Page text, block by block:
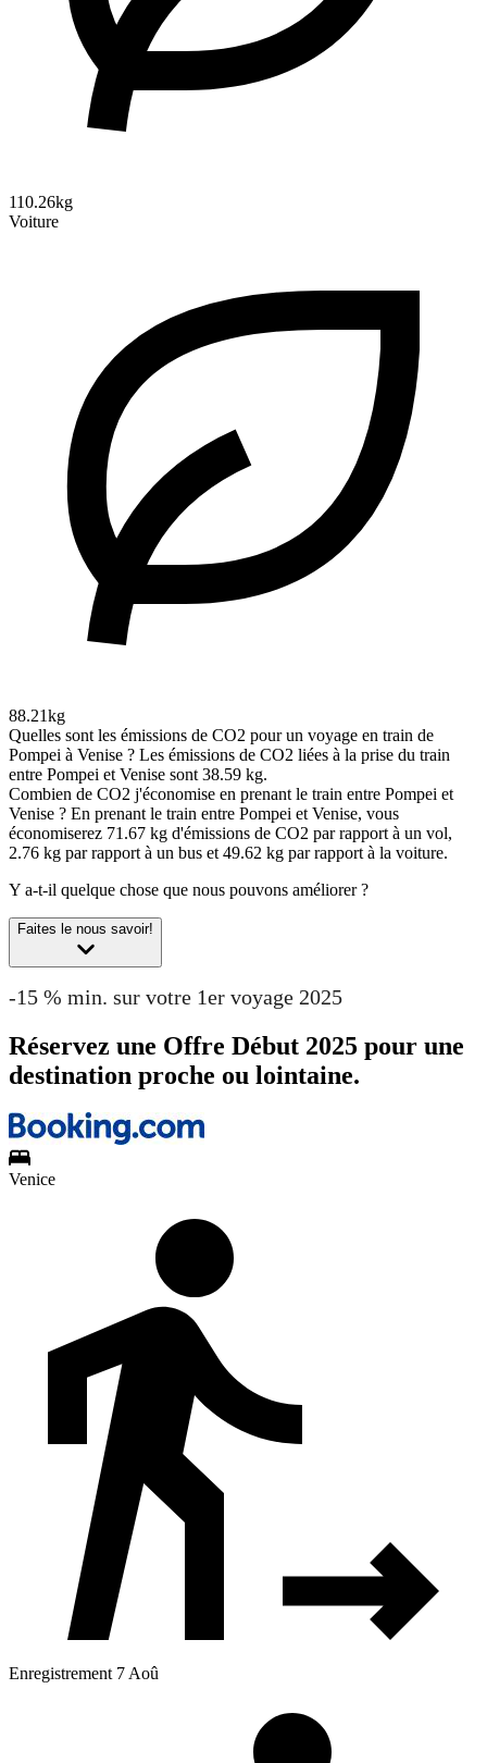
110.26kg
Voiture
88.21kg
Quelles sont les émissions de CO2 pour un voyage en train de
Pompei à Venise ? Les émissions de CO2 liées à la prise du train
entre Pompei et Venise sont 38.59 kg.
Combien de CO2 j'économise en prenant le train entre Pompei et
Venise ? En prenant le train entre Pompei et Venise, vous
économiserez 71.67 kg d'émissions de CO2 par rapport à un vol,
2.76 kg par rapport à un bus et 49.62 kg par rapport à la voiture.
Y a-t-il quelque chose que nous pouvons améliorer ?
Faites le nous savoir!
-15 % min. sur votre 1er voyage 2025
Réservez une Offre Début 2025 pour une
destination proche ou lointaine.
Venice
Enregistrement 7 Aoû